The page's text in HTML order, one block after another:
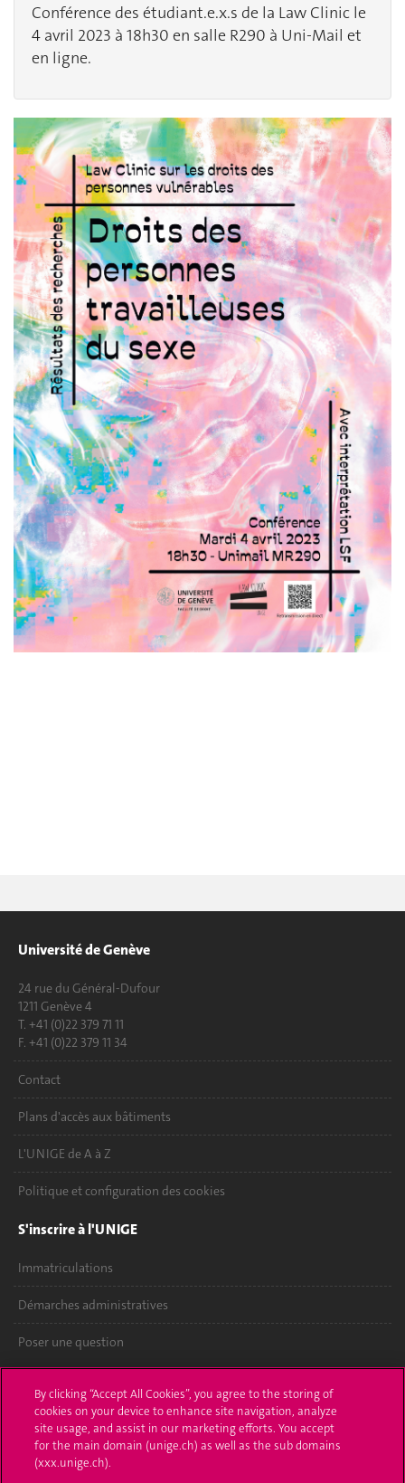
Conférence des étudiant.e.x.s de la Law Clinic le
4 avril 2023 à 18h30 en salle R290 à Uni-Mail et
en ligne.
Université de Genève
24 rue du Général-Dufour
1211 Genève 4
T. +41 (0)22 379 71 11
F. +41 (0)22 379 11 34
Contact
Plans d'accès aux bâtiments
L'UNIGE de A à Z
Politique et configuration des cookies
S'inscrire à l'UNIGE
Immatriculations
Démarches administratives
Poser une question
UNIGE Mobile
Médias
By clicking “Accept All Cookies”, you agree to the storing of
cookies on your device to enhance site navigation, analyze
site usage, and assist in our marketing efforts. You accept
for the main domain (unige.ch) as well as the sub domains
(xxx.unige.ch).